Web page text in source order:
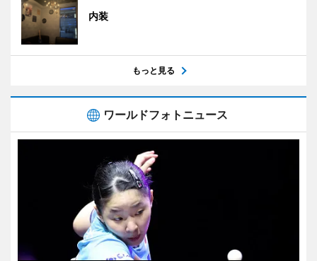
内装
もっと見る
ワールドフォトニュース